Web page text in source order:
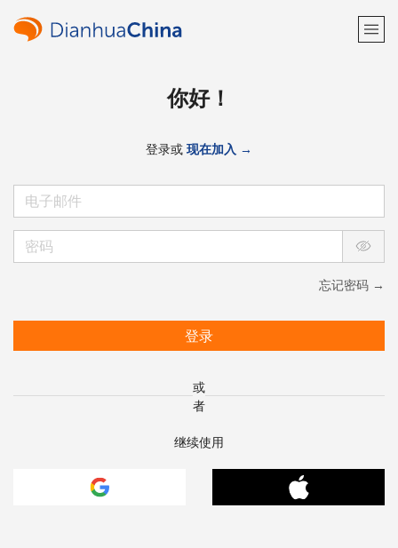
你好！
登录或 现在加入 →
忘记密码 →
登录
或
者
继续使用